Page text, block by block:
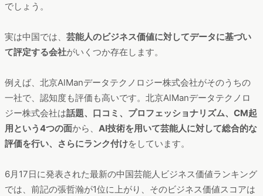
でしょう。
実は中国では、 芸能人のビジネス価値に対してデータに基づい
て評定する会社がいくつか存在します。
例えば、北京AlManデータテクノロジー株式会社がそのうちの
一社で、認知度も評価も高いです。北京AlManデータテクノロ
ジー株式会社は話題、口コミ、プロフェッショナリズム、CM起
用という4つの面から、 AI技術を用いて芸能人に対して総合的な
評価を行い、さらにランク付けをしています。
6月17日に発表された最新の中国芸能人ビジネス価値ランキング
では、前記の張哲瀚が1位に上がり、そのビジネス価値スコアは